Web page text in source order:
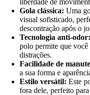
Gola clássica: Uma
visual sofisticado,
descontração após o
Tecnologia anti-odor:
polo permite que você
distrações.
Facilidade de
a sua forma e
Estilo versátil: Este
fora dele, perfeito